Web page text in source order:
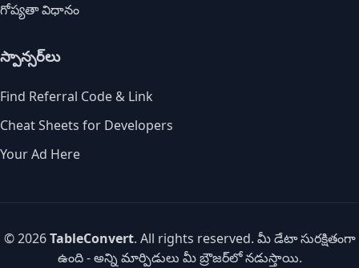
గోప్యతా విధానం
స్పాన్సర్‌లు
Find Referral Code & Link
Cheat Sheets for Developers
Your Ad Here
© 2026TableConvert. All rights reserved. మీ డేటా సురక్షితంగా
ఉంది - అన్ని మార్పిడులు మీ బ్రౌజర్‌లో నడుస్తాయి.